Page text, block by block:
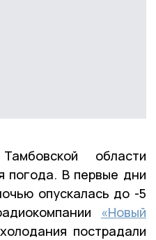
области
погода. В первые дни
опускалась до -5
«Новый
пострадали